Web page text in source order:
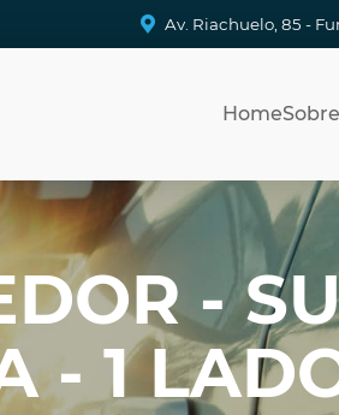
Av. Riachuelo, 85 -
Home
-
- 1